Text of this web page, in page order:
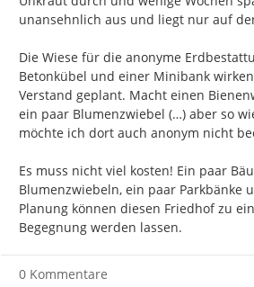
unansehnlich aus und liegt nur auf
Die Wiese für die anonyme
Betonkübel und einer Minibank
Verstand geplant. Macht einen
ein paar Blumenzwiebel (…) aber so
möchte ich dort auch anonym nicht
Es muss nicht viel kosten! Ein paar
Blumenzwiebeln, ein paar Parkbänke
Planung können diesen Friedhof zu
Begegnung werden lassen.
0 Kommentare